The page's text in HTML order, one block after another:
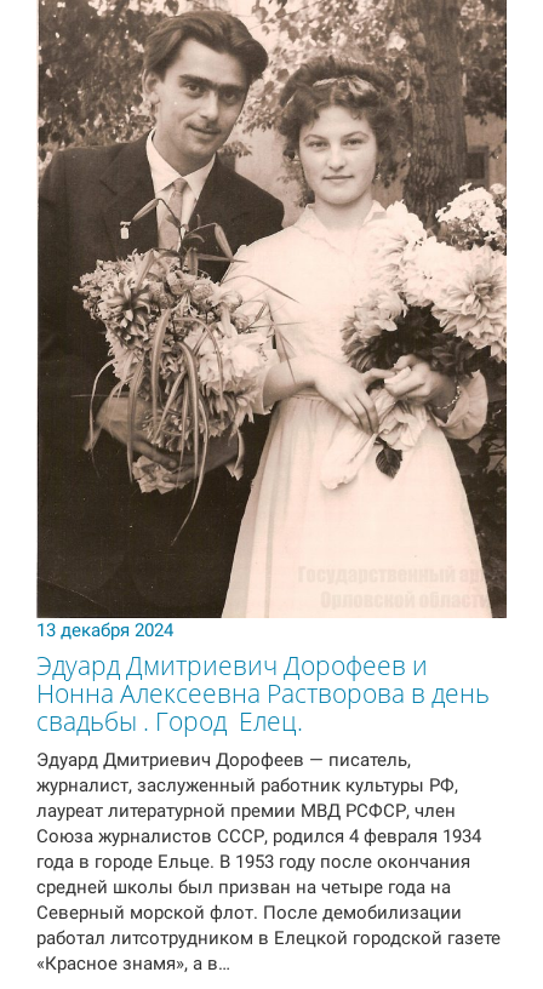
13 декабря 2024
Эдуард Дмитриевич Дорофеев и
Нонна Алексеевна Растворова в день
свадьбы . Город Елец.
Эдуард Дмитриевич Дорофеев — писатель,
журналист, заслуженный работник культуры РФ,
лауреат литературной премии МВД РСФСР, член
Союза журналистов СССР, родился 4 февраля 1934
года в городе Ельце. В 1953 году после окончания
средней школы был призван на четыре года на
Северный морской флот. После демобилизации
работал литсотрудником в Елецкой городской газете
«Красное знамя», а в…